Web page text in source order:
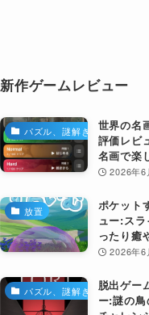
新作ゲームレビュー
パズル、謎解き
世界の名
評価レビ
名画で楽
2026年6
放置
ポケット
ュー:ス
ったり癒
2026年6
パズル、謎解き
脱出ゲー
ー:謎の